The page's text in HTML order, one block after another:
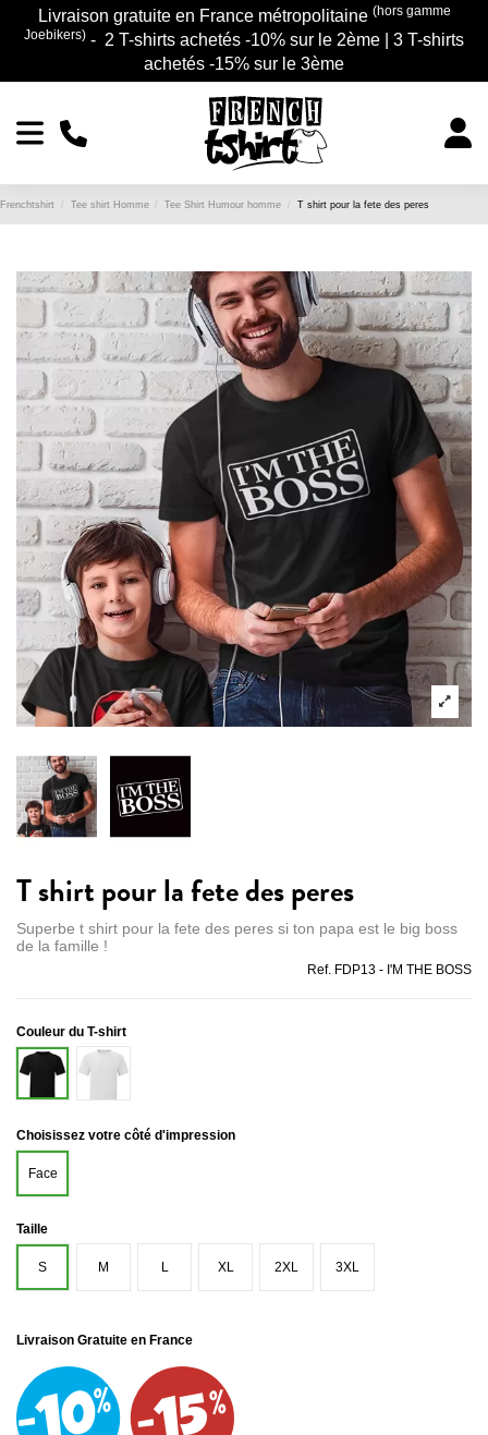
Livraison gratuite en France métropolitaine (hors gamme
Joebikers) - 2 T-shirts achetés -10% sur le 2ème | 3 T-shirts
achetés -15% sur le 3ème
Frenchtshirt Tee shirt Homme Tee Shirt Humour homme T shirt pour la fete des peres
T shirt pour la fete des peres
Superbe t shirt pour la fete des peres si ton papa est le big boss
de la famille !
Ref. FDP13 - I'M THE BOSS
Couleur du T-shirt
Noir
Blanc
Choisissez votre côté d'impression
Face
Taille
S M L XL 2XL 3XL
Livraison Gratuite en France